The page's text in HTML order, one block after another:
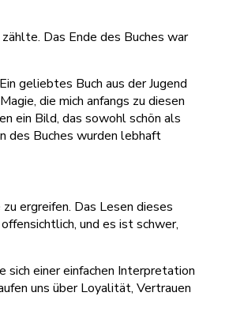
Das Ende des Buches war
geliebtes Buch aus der Jugend
die mich anfangs zu diesen
ein Bild, das sowohl schön als
des Buches wurden lebhaft
ergreifen. Das Lesen dieses
und es ist schwer,
sich einer einfachen Interpretation
uns über Loyalität, Vertrauen